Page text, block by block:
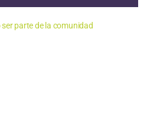
parte de la comunidad